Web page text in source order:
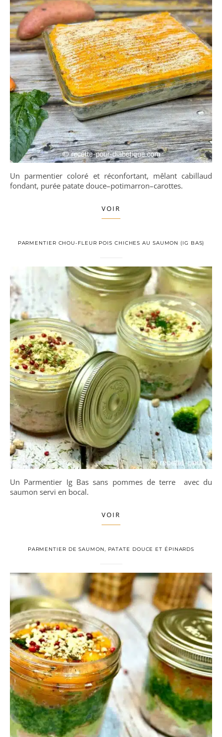
Un parmentier coloré et réconfortant, mêlant cabillaud
fondant, purée patate douce–potimarron–carottes.
VOIR
PARMENTIER CHOU-FLEUR POIS CHICHES AU SAUMON (IG BAS)
Un Parmentier Ig Bas sans pommes de terre avec du
saumon servi en bocal.
VOIR
PARMENTIER DE SAUMON, PATATE DOUCE ET ÉPINARDS